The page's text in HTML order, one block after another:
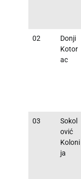
02
Donji
Kotor
ac
03
Sokol
ović
Koloni
ja